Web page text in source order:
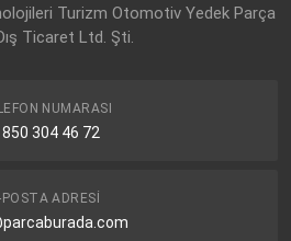
Turizm Otomotiv Yedek Parça
Ticaret Ltd. Şti.
NUMARASI
850 304 46 72
POSTA ADRESI